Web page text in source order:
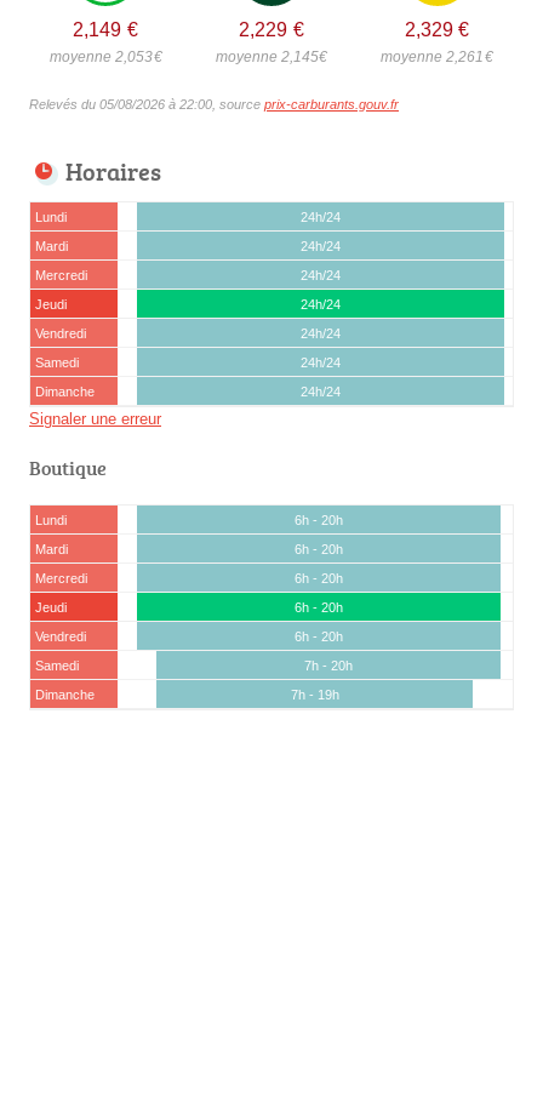
2,149 €
moyenne 2,053€
2,229 €
moyenne 2,145€
2,329 €
moyenne 2,261 €
Relevés du 05/08/2026 à 22:00, source prix-carburants.gouv.fr
Horaires
Lundi
24h/24
Mardi
24h/24
Mercredi
24h/24
Jeudi
24h/24
Vendredi
24h/24
Samedi
24h/24
Dimanche
24h/24
Signaler une erreur
Boutique
Lundi
6h - 20h
Mardi
6h - 20h
Mercredi
6h - 20h
Jeudi
6h - 20h
Vendredi
6h - 20h
Samedi
7h - 20h
Dimanche
7h - 19h